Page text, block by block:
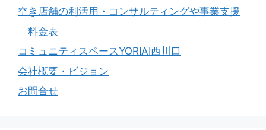
空き店舗の利活用・コンサルティングや事業支援
料金表
コミュニティスペースYORIAI西川口
会社概要・ビジョン
お問合せ